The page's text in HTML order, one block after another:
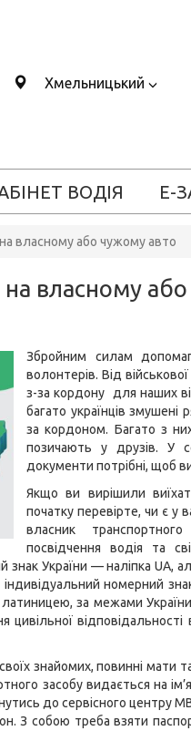
Хмельницький
ВОДІЯ Е-
власному або чужому авто
на власному
Збройним силам
волонтерів. Від
з-за кордону для наших
багато українців
за кордоном. Багато з
позичають у друзів. У
документи потрібні, щоб
Якщо ви вирішили
початку перевірте, чи є у
власник
посвідчення водія та
знак України — наліпка
номерний
за межами
цивільної
знайомих, повинні мати
засобу видається на
до сервісного центру
З собою треба взяти